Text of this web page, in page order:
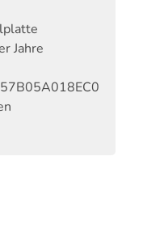
Jahre